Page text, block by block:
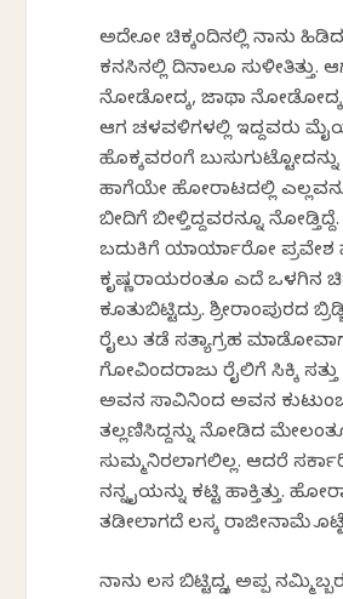
ಅದೇಕೋ ಚಿಕ್ಕಂದಿನಲ್ಲಿ ನಾನು
ಕನಸಿನಲ್ಲಿ ದಿನಾಲೂ ಸುಳೀತಿತ್ತು.
ನೋಡೋದಕ್ಕೆ, ಜಾಥಾ ನೋಡೋದಕ್ಕೆ
ಆಗ ಚಳವಳಿಗಳಲ್ಲಿ ಇದ್ದವರು
ಹೊಕ್ಕವರಂಗೆ ಬುಸುಗುಟ್ಟೋದನ್ನು
ಹಾಗೆಯೇ ಹೋರಾಟದಲ್ಲಿ
ಬೀದಿಗೆ ಬೀಳ್ತಿದ್ದವರನ್ನೂ
ಬದುಕಿಗೆ ಯಾರ್ಯಾರೋ ಪ್ರವೇಶ
ಕೃಷ್ಣರಾಯರಂತೂ ಎದೆ ಒಳಗಿನ
ಕೂತುಬಿಟ್ಟಿದ್ರು. ಶ್ರೀರಾಂಪುರದ
ರೈಲು ತಡೆ ಸತ್ಯಾಗ್ರಹ
ಗೋವಿಂದರಾಜು ರೈಲಿಗೆ ಸಿಕ್ಕಿ
ಅವನ ಸಾವಿನಿಂದ ಅವನ
ತಲ್ಲಣಿಸಿದ್ದನ್ನು ನೋಡಿದ
ಸುಮ್ಮನಿರಲಾಗಲಿಲ್ಲ. ಆದರೆ
ನನ್ನ ಕೈಯನ್ನು ಕಟ್ಟಿ ಹಾಕ್ತಿತ್ತು.
ತಡೀಲಾಗದೆ ಕೆಲಸಕ್ಕೆ ರಾಜೀನಾಮೆ
ನಾನು ಕೆಲಸ ಬಿಟ್ಟಿದ್ದಕ್ಕೆ ಅಪ್ಪ